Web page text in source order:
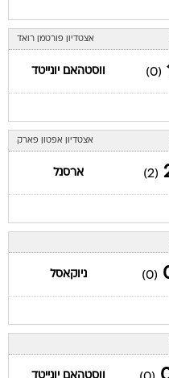
אצטדיון פורטמן רואד
(0) ווסטהאם יונייטד
אצטדיון אפטון פארק
(2) ארסנל
(0) ניוקאסל
ווסטהאם יונייטד